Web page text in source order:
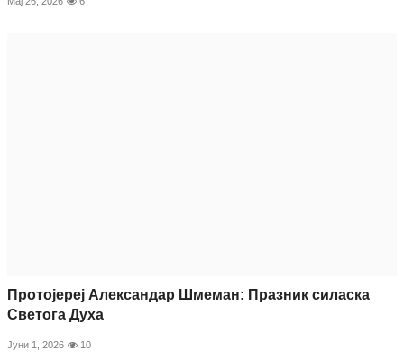
Протојереј Александар Шмеман: Празник силаска
Светога Духа
Јуни 1, 2026 10